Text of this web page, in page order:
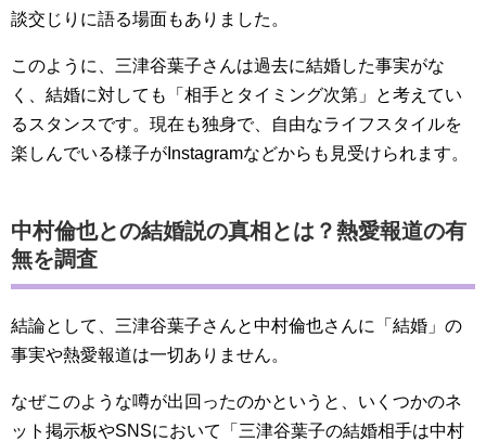
談交じりに語る場面もありました。
このように、三津谷葉子さんは過去に結婚した事実がな
く、結婚に対しても「相手とタイミング次第」と考えてい
るスタンスです。現在も独身で、自由なライフスタイルを
楽しんでいる様子がInstagramなどからも見受けられます。
中村倫也との結婚説の真相とは？熱愛報道の有
無を調査
結論として、三津谷葉子さんと中村倫也さんに「結婚」の
事実や熱愛報道は一切ありません。
なぜこのような噂が出回ったのかというと、いくつかのネ
ット掲示板やSNSにおいて「三津谷葉子の結婚相手は中村